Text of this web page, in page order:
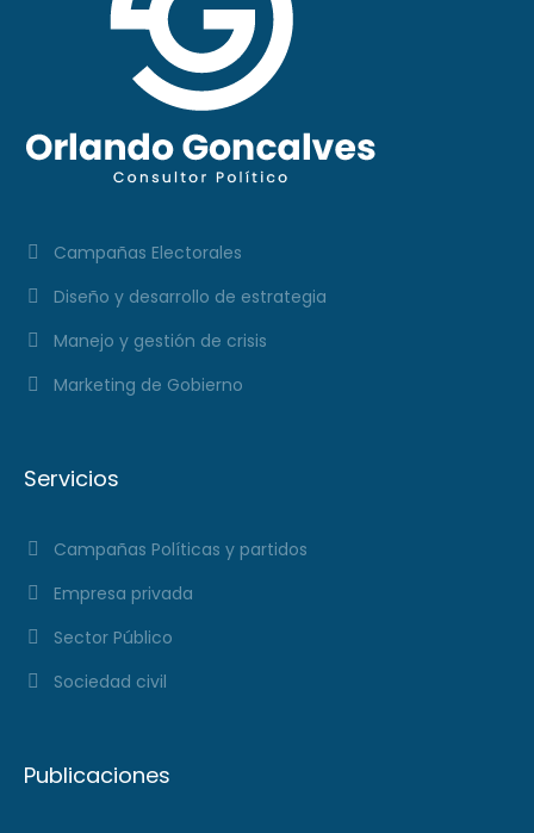
Campañas Electorales
Diseño y desarrollo de estrategia
Manejo y gestión de crisis
Marketing de Gobierno
Servicios
Campañas Políticas y partidos
Empresa privada
Sector Público
Sociedad civil
Publicaciones